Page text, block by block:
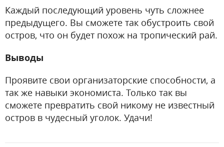
Каждый последующий уровень чуть сложнее
предыдущего. Вы сможете так обустроить свой
остров, что он будет похож на тропический рай.
Выводы
Проявите свои организаторские способности, а
так же навыки экономиста. Только так вы
сможете превратить свой никому не известный
остров в чудесный уголок. Удачи!